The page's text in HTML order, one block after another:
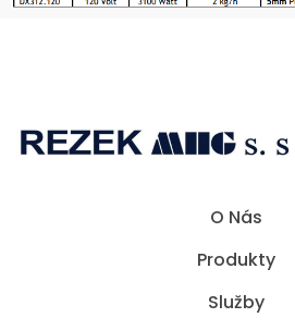
O Nás
Produkty
Služby